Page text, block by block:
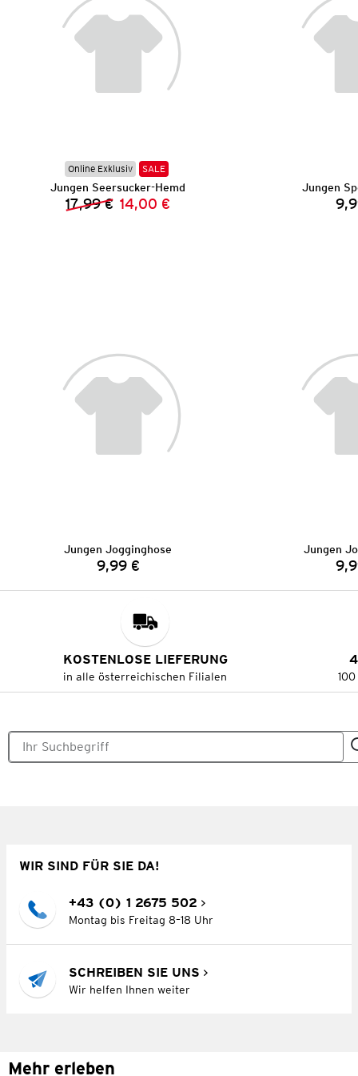
Online Exklusiv SALE
Jungen Seersucker-Hemd
Vorheriger Preis:
17,99 € Neuer Preis:
14,00 €
Jungen
Jungen Jogginghose
Preis:
9,99 €
Jungen
KOSTENLOSE LIEFERUNG
in alle österreichischen Filialen
WIR SIND FÜR SIE DA!
+43 (0) 1 2675 502
Montag bis Freitag 8–18 Uhr
SCHREIBEN SIE UNS
Wir helfen Ihnen weiter
Mehr erleben